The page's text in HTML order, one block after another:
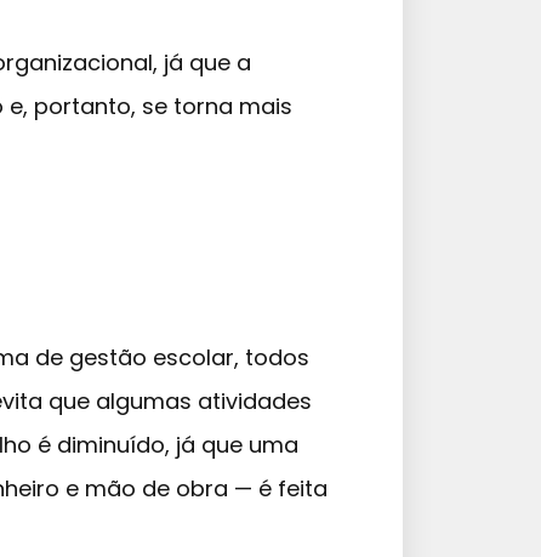
já que a
portanto, se torna mais
de gestão escolar, todos
que algumas atividades
é diminuído, já que uma
e mão de obra — é feita